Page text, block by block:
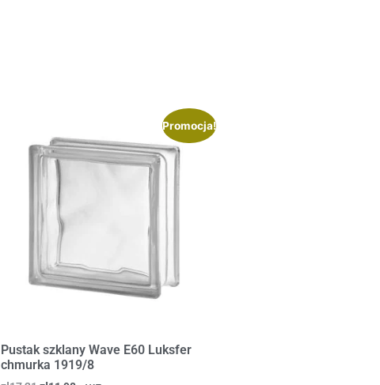
Promocja!
Pustak szklany Wave E60 Luksfer
chmurka 1919/8